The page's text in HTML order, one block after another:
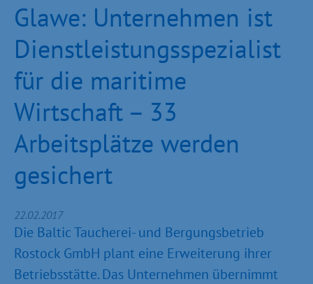
Glawe: Unternehmen ist
Dienstleistungsspezialist
für die maritime
Wirtschaft – 33
Arbeitsplätze werden
gesichert
22.02.2017
Die Baltic Taucherei- und Bergungsbetrieb
Rostock GmbH plant eine Erweiterung ihrer
Betriebsstätte. Das Unternehmen übernimmt